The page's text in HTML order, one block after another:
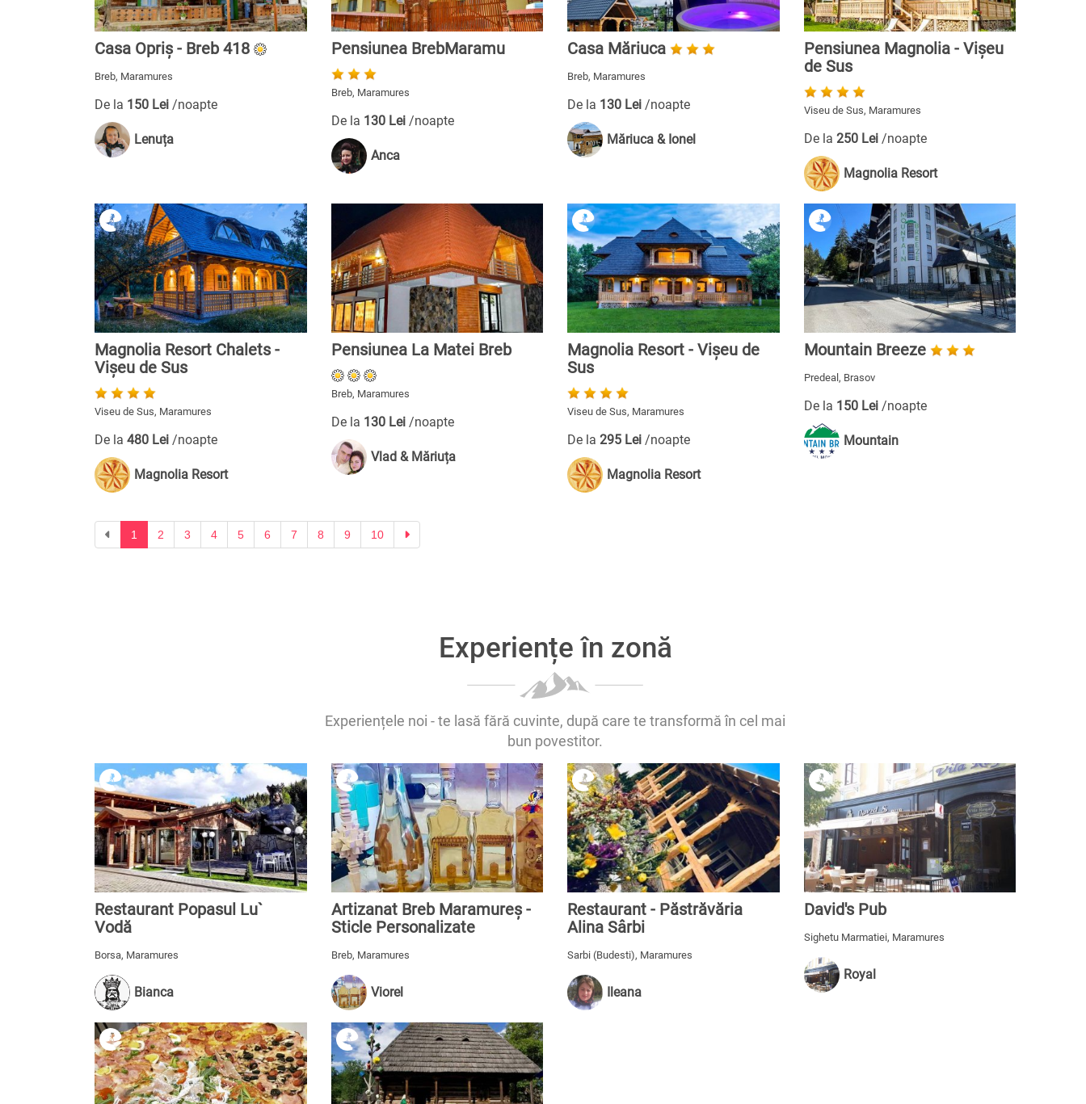
Casa Opriș - Breb 418
Breb, Maramures
De la 150 Lei /noapte
Lenuța
Pensiunea BrebMaramu
Breb, Maramures
De la 130 Lei /noapte
Anca
Casa Măriuca
Breb, Maramures
De la 130 Lei /noapte
Măriuca & Ionel
Pensiunea Magnolia - Vișeu
de Sus
Viseu de Sus, Maramures
De la 250 Lei /noapte
Magnolia Resort
Magnolia Resort Chalets -
Vișeu de Sus
Viseu de Sus, Maramures
De la 480 Lei /noapte
Magnolia Resort
Pensiunea La Matei Breb
Breb, Maramures
De la 130 Lei /noapte
Vlad & Măriuța
Magnolia Resort - Vișeu de
Sus
Viseu de Sus, Maramures
De la 295 Lei /noapte
Magnolia Resort
Mountain Breeze
Predeal, Brasov
De la 150 Lei /noapte
Mountain
Previous
1 2 3 4 5 6 7 8 9 10 Next
Experiențe în zonă
Experiențele noi - te lasă fără cuvinte, după care te transformă în cel mai
bun povestitor.
Restaurant Popasul Lu`
Vodă
Borsa, Maramures
Bianca
Artizanat Breb Maramureș -
Sticle Personalizate
Breb, Maramures
Viorel
Restaurant - Păstrăvăria
Alina Sârbi
Sarbi (Budesti), Maramures
Ileana
David's Pub
Sighetu Marmatiei, Maramures
Royal